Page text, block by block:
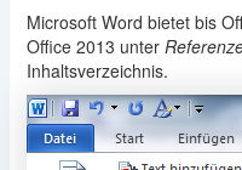
Microsoft Word bietet bis
Office 2013 unter
Inhaltsverzeichnis.